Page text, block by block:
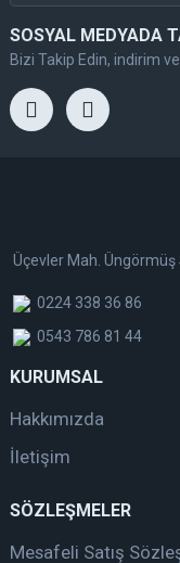
SOSYAL MEDYADA
Bizi Takip Edin, indirim
Üçevler Mah.
0224 338 36 86
0543 786 81 44
KURUMSAL
Hakkımızda
İletişim
SÖZLEŞMELER
Mesafeli Satış